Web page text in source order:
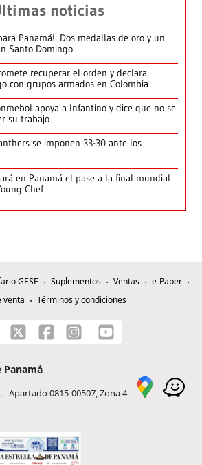
noticias
Panamá!: Dos medallas de oro y un
Santo Domingo
recuperar el orden y declara
con grupos armados en Colombia
apoya a Infantino y dice que no se
su trabajo
se imponen 33-30 ante los
en Panamá el pase a la final mundial
Chef
GESE Suplementos Ventas
e-Paper
venta
Términos y condiciones
Panamá
Apartado 0815-00507, Zona 4